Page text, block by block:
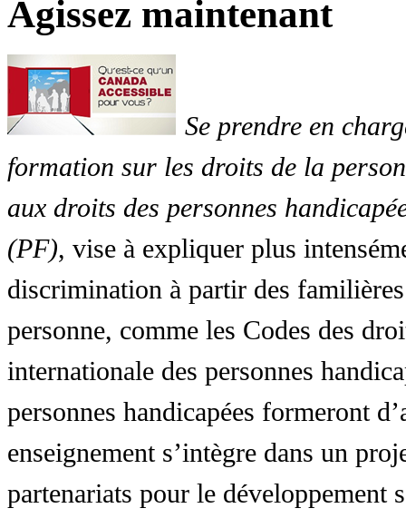
Agissez maintenant
Se prendre en
formation sur les droits de la
aux droits des personnes
(PF), vise à expliquer plus
discrimination à partir des
personne, comme les Codes des
internationale des personnes
personnes handicapées formeront
enseignement s’intègre dans un
partenariats pour le développement